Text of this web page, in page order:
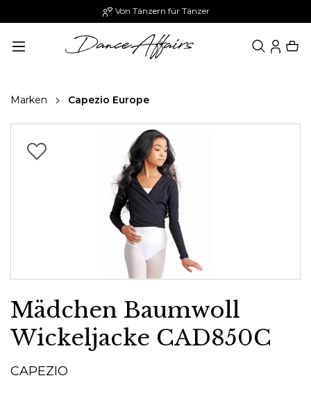
Von Tänzern für Tänzer
Marken Capezio Europe
Bildergalerie überspringen
Mädchen Baumwoll
Wickeljacke CAD850C
CAPEZIO